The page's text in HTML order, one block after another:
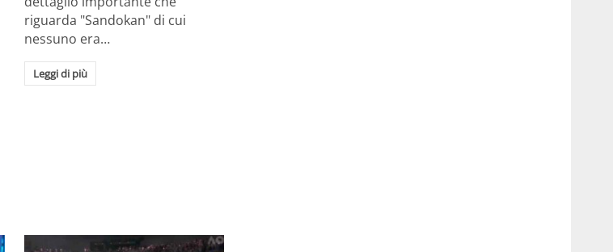
riguarda "Sandokan" di cui
nessuno era…
Leggi di più